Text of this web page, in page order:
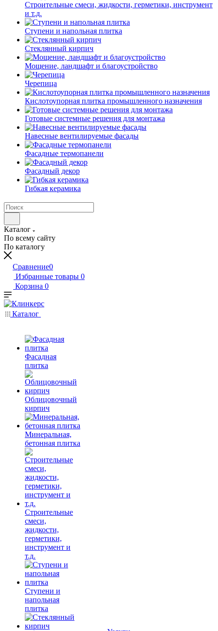
Строительные смеси, жидкости, герметики, инструмент
и т.д.
Ступени и напольная плитка
Cтеклянный кирпич
Мощение, ландшафт и благоустройство
Черепица
Кислотоупорная плитка промышленного назначения
Готовые системные решения для монтажа
Навесные вентилируемые фасады
Фасадные термопанели
Фасадный декор
Гибкая керамика
Каталог
По всему сайту
По каталогу
Сравнение0
Избранные товары 0
Корзина 0
Каталог
Фасадная
плитка
Облицовочный
кирпич
Минеральная,
бетонная плитка
Строительные
смеси,
жидкости,
герметики,
инструмент и
т.д.
Ступени и
напольная
плитка